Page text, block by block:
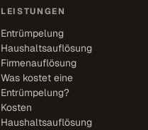
LEISTUNGEN
Entrümpelung
Haushaltsauflösung
Firmenauflösung
Was kostet eine
Entrümpelung?
Kosten
Haushaltsauflösung